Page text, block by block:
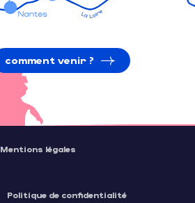
comment venir ?
Mentions légales
Politique de confidentialité